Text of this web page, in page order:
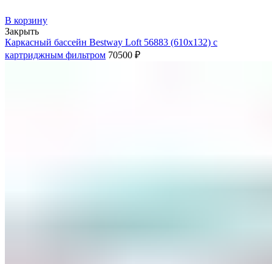
В корзину
Закрыть
Каркасный бассейн Bestway Loft 56883 (610х132) с
картриджным фильтром 70500 ₽